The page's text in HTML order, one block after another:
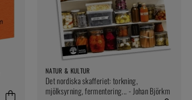
NATUR & KULTUR
Det nordiska skafferiet: torkning,
mjölksyrning, fermentering... - Johan Björkm